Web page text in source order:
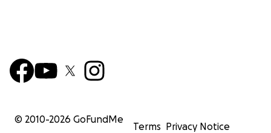
© 2010-2026 GoFundMe
Terms Privacy Notice